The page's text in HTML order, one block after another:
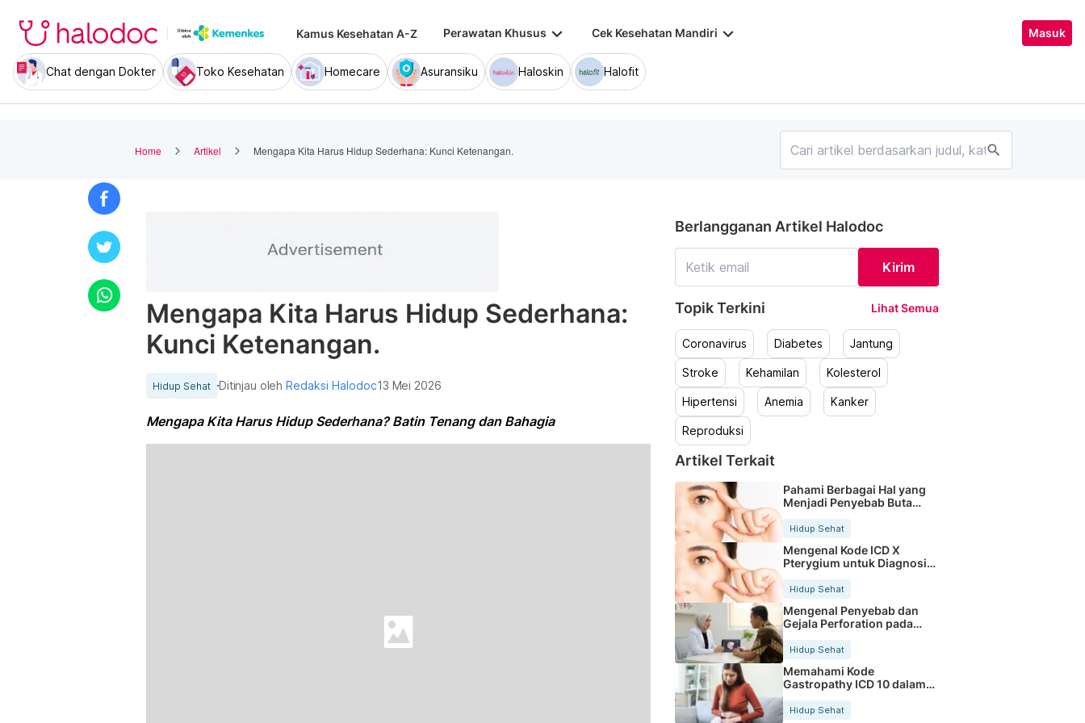
Kamus Kesehatan A-Z Perawatan Khusus keyboard_arrow_down Cek Kesehatan Mandiri keyboard_arrow_down Masuk
Chat dengan Dokter Toko Kesehatan Homecare Asuransiku Haloskin Halofit
Home Artikel Mengapa Kita Harus Hidup Sederhana: Kunci Ketenangan. search
Mengapa Kita Harus Hidup Sederhana:
Kunci Ketenangan.
Hidup Sehat Ditinjau olehRedaksi Halodoc13 Mei 2026
Mengapa Kita Harus Hidup Sederhana? Batin Tenang dan Bahagia
Berlangganan Artikel Halodoc
Kirim
Topik Terkini Lihat Semua
Coronavirus Diabetes Jantung
Stroke Kehamilan Kolesterol
Hipertensi Anemia Kanker
Reproduksi
Artikel Terkait
Pahami Berbagai Hal yang
Menjadi Penyebab Buta
Hidup Sehat
Mengenal Kode ICD X
Pterygium untuk Diagnosis
Hidup Sehat
Mengenal Penyebab dan
Gejala Perforation pada
Tubuh
Hidup Sehat
Memahami Kode
Gastropathy ICD 10 dalam
Rekam Medis Pasien
Hidup Sehat